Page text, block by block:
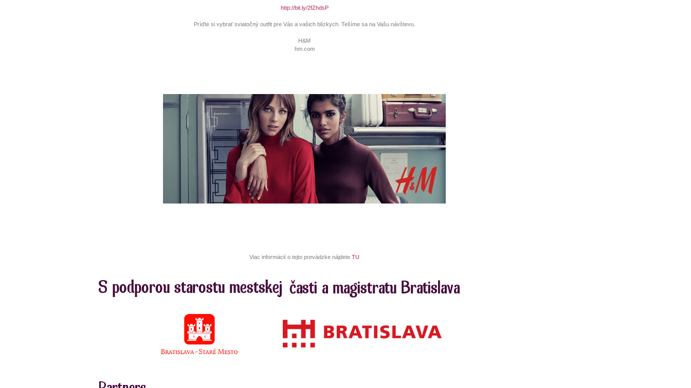
http://bit.ly/2fZhdsP
Príďte si vybrať sviatočný outfit pre Vás a vašich blízkych. Tešíme sa na Vašu návštevu.
H&M
hm.com
Viac informácií o tejto prevádzke nájdete TU